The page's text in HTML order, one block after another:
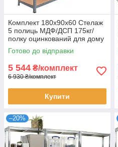
Комплект 180х90х60 Стелаж
5 полиць МДФ/ДСП 175кг/
полку оцинкований для дому
офісу склад 2 штуки
Готово до відправки
5 544 ₴/комплект
6 930 ₴/комплект
Купити
–20%